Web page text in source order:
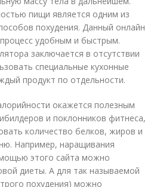
пищи является одним из
похудения. Данный онлайн
удобным и быстрым.
заключается в отсутствии
специальные кухонные
продукт по отдельности.
окажется полезным
и поклонников фитнеса,
количество белков, жиров и
Например, наращивания
этого сайта можно
диеты. А для так называемой
похудения) можно